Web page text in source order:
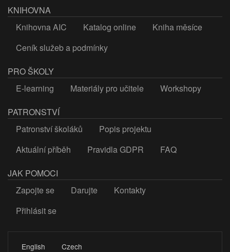
KNIHOVNA
Knihovna AIC
Katalog online
Kniha měsíce
Ceník služeb a podmínky
PRO ŠKOLY
E-learning
Materiály pro učitele
Workshopy
PATRONSTVÍ
Patronství školáků
Popis projektu
Aktuální příběh
Pravidla GDPR
FAQ
JAK POMOCI
Zapojte se
Darujte
Kontakty
LOGIN
Přihlásit se
English Czech